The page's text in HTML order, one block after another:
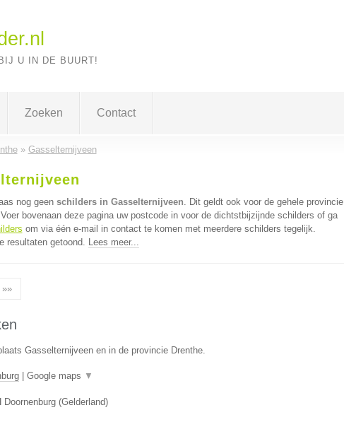
U IN DE BUURT!
Zoeken Contact
» Gasselternijveen
nog geen schilders in Gasselternijveen. Dit geldt ook voor de gehele provincie
bovenaan deze pagina uw postcode in voor de dichtstbijzijnde schilders of ga
om via één e-mail in contact te komen met meerdere schilders tegelijk.
resultaten getoond. Lees meer...
»»
Gasselternijveen en in de provincie Drenthe.
| Google maps ▼
Doornenburg(Gelderland)